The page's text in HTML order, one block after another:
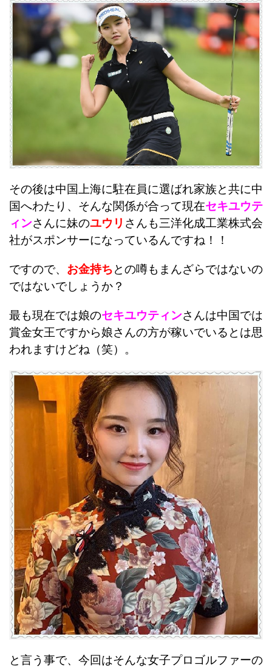
その後は中国上海に駐在員に選ばれ家族と共に中
国へわたり、 そんな関係が合って現在セキユウテ
ィンさんに妹のユウリ さんも三洋化成工業株式会
社がスポンサーになっているんですね！！
ですので、 お金持ちとの噂もまんざらではないの
ではないでしょうか？
最も現在では娘のセキユウティンさんは中国では
賞金女王ですから娘さんの方が稼いでいるとは思
われますけどね（笑）。
と言う事で、今回はそんな女子プロゴルファーの